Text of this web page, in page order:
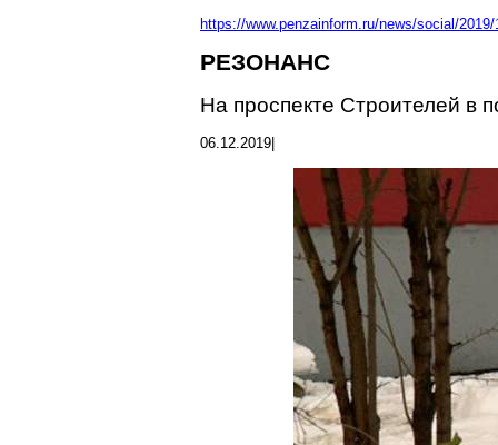
https://www.penzainform.ru/news/social/
РЕЗОНАНС
На проспекте Строителей в
06.12.2019|